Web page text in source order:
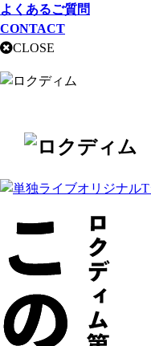
よくあるご質問
CONTACT
CLOSE